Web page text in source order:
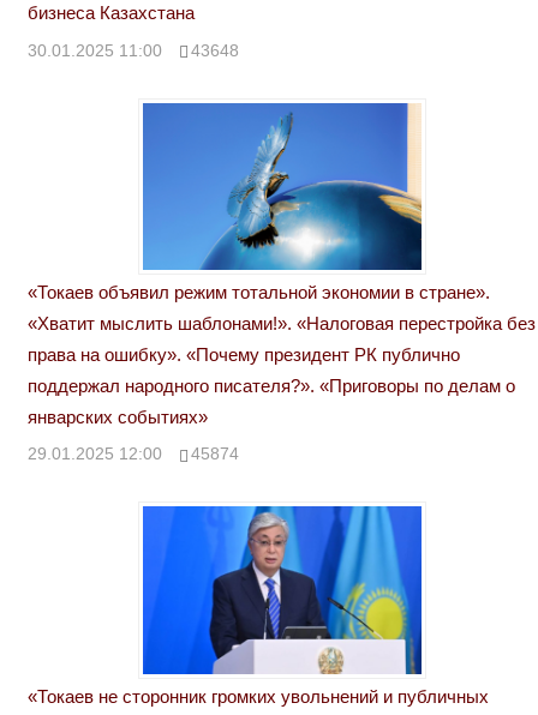
бизнеса Казахстана
30.01.2025 11:00 43648
«Токаев объявил режим тотальной экономии в стране».
«Хватит мыслить шаблонами!». «Налоговая перестройка без
права на ошибку». «Почему президент РК публично
поддержал народного писателя?». «Приговоры по делам о
январских событиях»
29.01.2025 12:00 45874
«Токаев не сторонник громких увольнений и публичных